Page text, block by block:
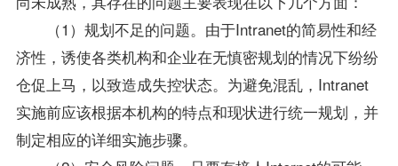
（1）规划不足的问题。由于Intranet的简易性和经
济性，诱使各类机构和企业在无慎密规划的情况下纷纷
仓促上马，以致造成失控状态。为避免混乱，Intranet
实施前应该根据本机构的特点和现状进行统一规划，并
制定相应的详细实施步骤。